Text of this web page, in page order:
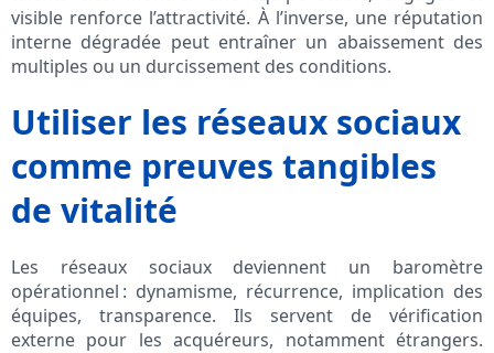
visible renforce l’attractivité. À l’inverse, une réputation
interne dégradée peut entraîner un abaissement des
multiples ou un durcissement des conditions.
Utiliser les réseaux sociaux
comme preuves tangibles
de vitalité
Les réseaux sociaux deviennent un baromètre
opérationnel : dynamisme, récurrence, implication des
équipes, transparence. Ils servent de vérification
externe pour les acquéreurs, notamment étrangers.